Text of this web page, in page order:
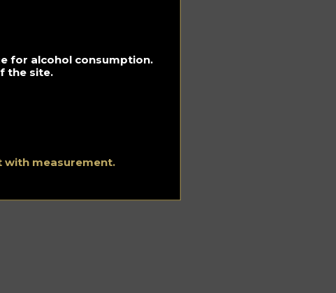
for alcohol consumption.
the site.
with measurement.